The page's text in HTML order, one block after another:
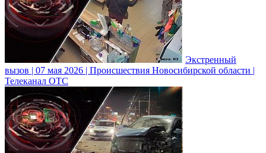
Экстренный
вызов | 07 мая 2026 | Происшествия Новосибирской области |
Телеканал ОТС